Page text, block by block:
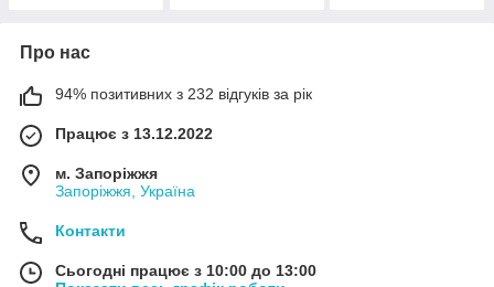
Про нас
94% позитивних з 232 відгуків за рік
Працює з 13.12.2022
м. Запоріжжя
Запоріжжя, Україна
Контакти
Сьогодні працює з 10:00 до 13:00